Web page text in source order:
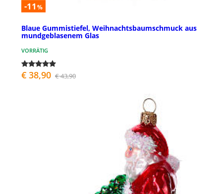
-11 %
Blaue Gummistiefel, Weihnachtsbaumschmuck aus
mundgeblasenem Glas
VORRÄTIG
€ 38,90 € 43,90